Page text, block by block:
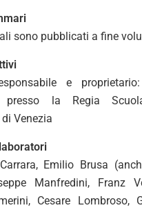
sono pubblicati a fine
e
presso la Regia
Venezia
Emilio Brusa
Manfredini, Franz
Cesare Lombroso,